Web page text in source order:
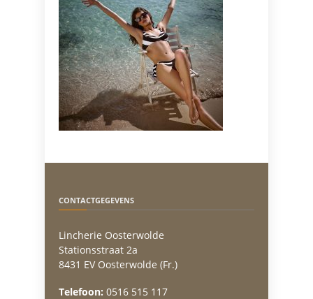
CONTACTGEGEVENS
Lincherie Oosterwolde
Stationsstraat 2a
8431 EV Oosterwolde (Fr.)
Telefoon: 0516 515 117